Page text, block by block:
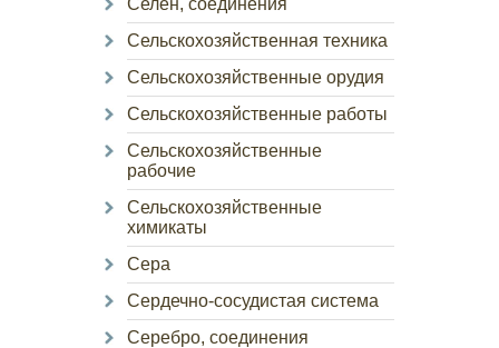
Селен, соединения
Сельскохозяйственная техника
Сельскохозяйственные орудия
Сельскохозяйственные работы
Сельскохозяйственные
рабочие
Сельскохозяйственные
химикаты
Сера
Сердечно-сосудистая система
Серебро, соединения